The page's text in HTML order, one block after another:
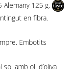
125 g.
en fibra.
Embotits
amb oli d’oliva